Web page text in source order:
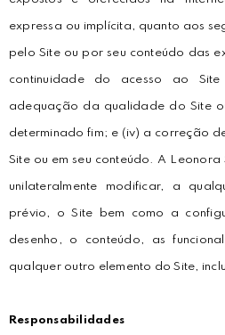
expressa ou implícita, quanto aos
pelo Site ou por seu conteúdo das
continuidade do acesso ao
adequação da qualidade do Site
determinado fim; e (iv) a correção
Site ou em seu conteúdo. A
unilateralmente modificar, a
prévio, o Site bem como a
desenho, o conteúdo, as
qualquer outro elemento do Site,
Responsabilidades